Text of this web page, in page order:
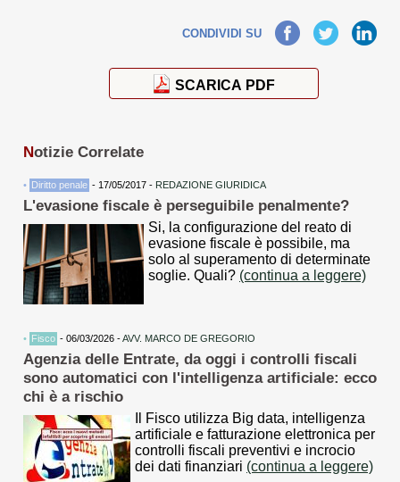
CONDIVIDI SUFacebook TwitterLinkedIn
SCARICA PDF
Notizie Correlate
• Diritto penale - 17/05/2017 - REDAZIONE GIURIDICA
L'evasione fiscale è perseguibile penalmente?
Si, la configurazione del reato di
evasione fiscale è possibile, ma
solo al superamento di determinate
soglie. Quali? (continua a leggere)
• Fisco - 06/03/2026 -AVV. MARCO DE GREGORIO
Agenzia delle Entrate, da oggi i controlli fiscali
sono automatici con l'intelligenza artificiale: ecco
chi è a rischio
Il Fisco utilizza Big data, intelligenza
artificiale e fatturazione elettronica per
controlli fiscali preventivi e incrocio
dei dati finanziari (continua a leggere)